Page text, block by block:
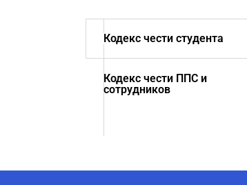
Кодекс чести студента
Кодекс чести ППС и
сотрудников